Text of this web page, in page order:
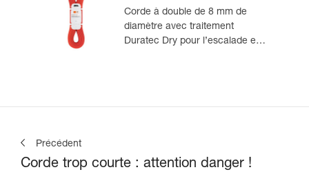
Corde à double de 8 mm de
diamètre avec traitement
Duratec Dry pour l’escalade en
Précédent
Corde trop courte : attention danger !